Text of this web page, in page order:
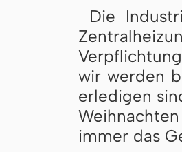
Die
wir wer­den
erledigen
immer das